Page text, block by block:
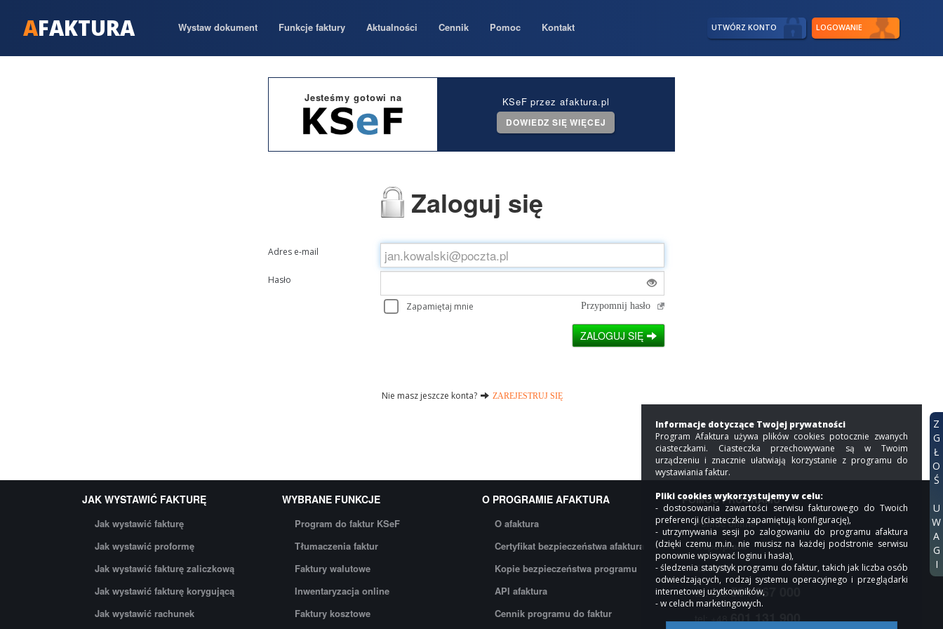
Z
G
Ł
O
Ś
U
W
A
G
I
AFAKTURA Wystaw dokument Funkcje faktury Aktualności Cennik Pomoc Kontakt UTWÓRZ KONTO LOGOWANIE
Jesteśmy gotowi na KSeF przez afaktura.pl
DOWIEDZ SIĘ WIĘCEJ
Zaloguj się
Adres e-mail
Hasło
Zapamiętaj mnie Przypomnij hasło
ZALOGUJ SIĘ
Nie masz jeszcze konta? ZAREJESTRUJ SIĘ
JAK WYSTAWIĆ FAKTURĘ
Jak wystawić fakturę
Jak wystawić proformę
Jak wystawić fakturę zaliczkową
Jak wystawić fakturę korygującą
Jak wystawić rachunek
WYBRANE FUNKCJE
Program do faktur KSeF
Tłumaczenia faktur
Faktury walutowe
Inwentaryzacja online
Faktury kosztowe
O PROGRAMIE AFAKTURA
O afaktura
Certyfikat bezpieczeństwa afaktura
Kopie bezpieczeństwa programu
API afaktura
Cennik programu do faktur
POMOC PROGRAMU
Pomoc online
Współpraca
Kontakt
tel: +48504 667 000
tel: +48601 131 900
Informacje dotyczące Twojej prywatności
Program Afaktura używa plików cookies potocznie zwanych
ciasteczkami. Ciasteczka przechowywane są w Twoim
urządzeniu i znacznie ułatwiają korzystanie z programu do
wystawiania faktur.
Pliki cookies wykorzystujemy w celu:
- dostosowania zawartości serwisu fakturowego do Twoich
preferencji (ciasteczka zapamiętują konfigurację),
- utrzymywania sesji po zalogowaniu do programu afaktura
(dzięki czemu m.in. nie musisz na każdej podstronie serwisu
ponownie wpisywać loginu i hasła),
- śledzenia statystyk programu do faktur, takich jak liczba osób
odwiedzających, rodzaj systemu operacyjnego i przeglądarki
internetowej użytkowników,
- w celach marketingowych.